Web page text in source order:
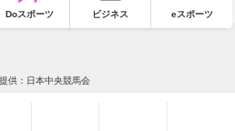
Doスポーツ ビジネス eスポーツ
供：日本中央競馬会